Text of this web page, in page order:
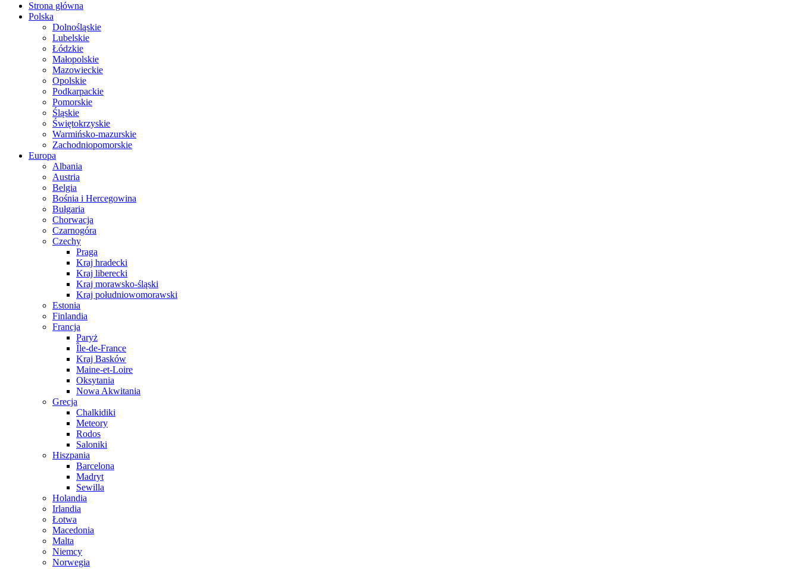
Strona główna
Polska
Dolnośląskie
Lubelskie
Łódzkie
Małopolskie
Mazowieckie
Opolskie
Podkarpackie
Pomorskie
Śląskie
Świętokrzyskie
Warmińsko-mazurskie
Zachodniopomorskie
Europa
Albania
Austria
Belgia
Bośnia i Hercegowina
Bułgaria
Chorwacja
Czarnogóra
Czechy
Praga
Kraj hradecki
Kraj liberecki
Kraj morawsko-śląski
Kraj południowomorawski
Estonia
Finlandia
Francja
Paryż
Île-de-France
Kraj Basków
Maine-et-Loire
Oksytania
Nowa Akwitania
Grecja
Chalkidiki
Meteory
Rodos
Saloniki
Hiszpania
Barcelona
Madryt
Sewilla
Holandia
Irlandia
Łotwa
Macedonia
Malta
Niemcy
Norwegia